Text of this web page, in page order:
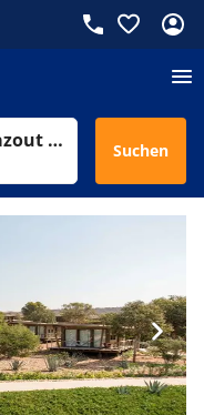
Radisson Blu Resort, Taghazout Bay Surf Village Suchen